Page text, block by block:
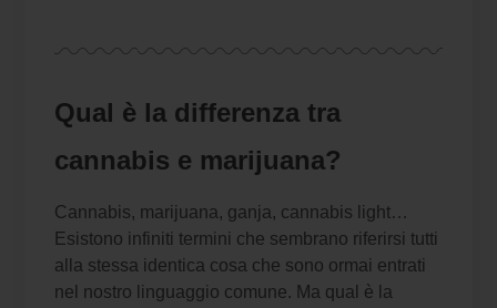
Qual è la differenza tra
cannabis e marijuana?
Cannabis, marijuana, ganja, cannabis light…
Esistono infiniti termini che sembrano riferirsi tutti
alla stessa identica cosa che sono ormai entrati
nel nostro linguaggio comune. Ma qual è la